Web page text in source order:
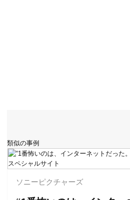
類似の事例
ソニーピクチャーズ